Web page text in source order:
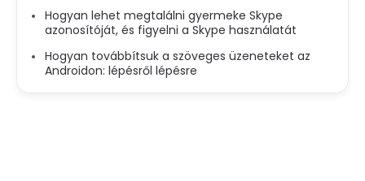
Hogyan lehet megtalálni gyermeke Skype
azonosítóját, és figyelni a Skype használatát
Hogyan továbbítsuk a szöveges üzeneteket az
Androidon: lépésről lépésre